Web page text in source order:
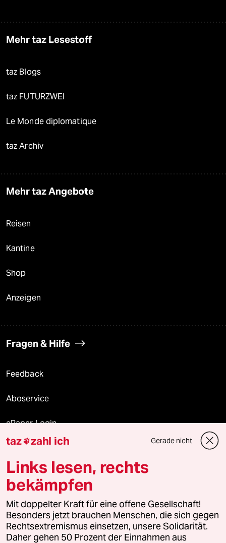
Mehr taz Lesestoff
taz Blogs
taz FUTURZWEI
Le Monde diplomatique
taz Archiv
Mehr taz Angebote
Reisen
Kantine
Shop
Anzeigen
Fragen & Hilfe
Feedback
Aboservice
ePaper Login
Downloads für Abonnierende
© 2026 taz Verlags und Vertriebs GmbH
Alle Rechte vorbehalten. Bei rechtlichen Fragen oder für Genehmigungen
wenden Sie sich bitte an lizenzen@taz.de
taz zahl ich Gerade nicht
Links lesen, rechts
bekämpfen
Mit doppelter Kraft für eine offene Gesellschaft!
Besonders jetzt brauchen Menschen, die sich gegen
Rechtsextremismus einsetzen, unsere Solidarität.
Daher gehen 50 Prozent der Einnahmen aus